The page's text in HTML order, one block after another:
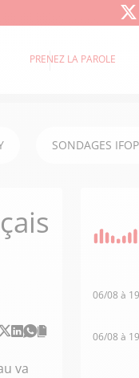
PRENEZ LA PAROLE
SONDAGES
va
06/08 à
06/08 à